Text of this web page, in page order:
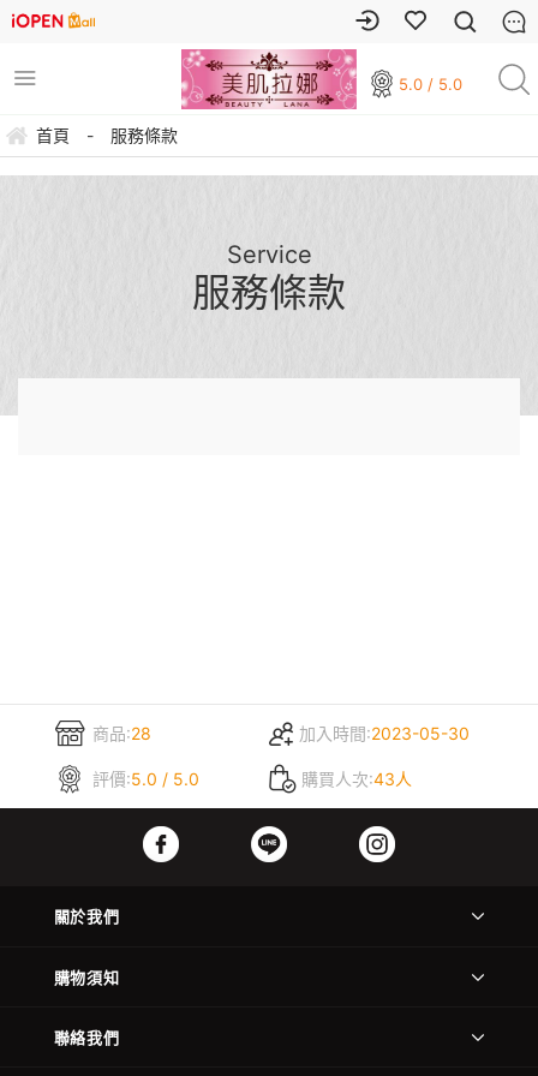
5.0 / 5.0
首頁 - 服務條款
Service
服務條款
商品:28 加入時間:2023-05-30
評價:5.0 / 5.0 購買人次:43人
關於我們
購物須知
聯絡我們